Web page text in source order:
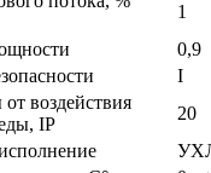
1
0,9
I
воздействия
IP
20